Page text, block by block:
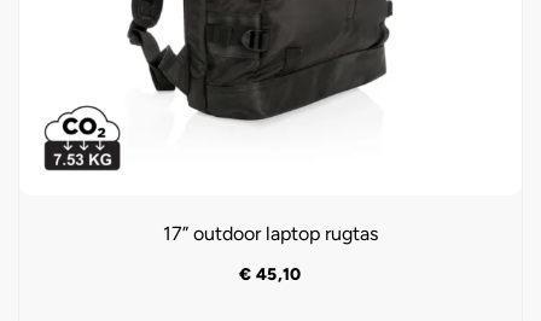
17” outdoor laptop rugtas
€ 45,10